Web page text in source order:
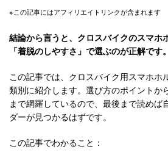
※この記事にはアフィリエイトリンクが含まれます
結論から言うと、クロスバイクのスマホ
「着脱のしやすさ」で選ぶのが正解です。
この記事では、クロスバイク用スマホホ
類別に紹介します。選び方のポイントか
まで網羅しているので、最後まで読めば
ダーが見つかるはずです。
この記事でわかること：